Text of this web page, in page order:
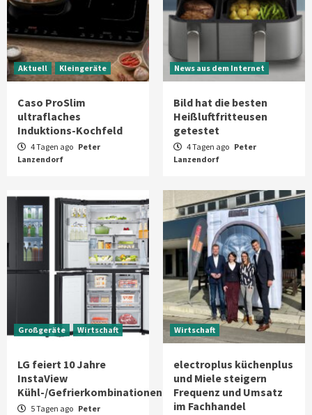
Aktuell Kleingeräte
Caso ProSlim
ultraflaches
Induktions-Kochfeld
4 Tagen ago Peter
Lanzendorf
News aus dem Internet
Bild hat die besten
Heißluftfritteusen
getestet
4 Tagen ago Peter
Lanzendorf
Großgeräte Wirtschaft
LG feiert 10 Jahre
InstaView
Kühl-/Gefrierkombinationen
5 Tagen ago Peter
Wirtschaft
electroplus küchenplus
und Miele steigern
Frequenz und Umsatz
im Fachhandel